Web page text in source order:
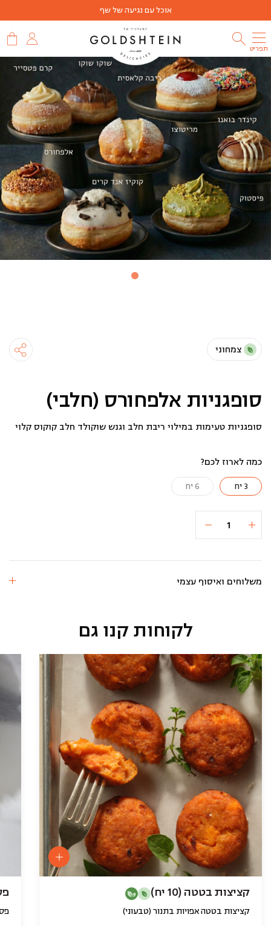
אוכל עם נגיעה של שף
תפריט
צמחוני
סופגניות אלפחורס (חלבי)
סופגניות טעימות במילוי ריבת חלב וגנש שוקולד חלב קוקוס קלוי
כמה לארוז לכם?
3 יח 6 יח
סופגניות
(חלבי)
משלוחים ואיסוף עצמי
לקוחות קנו גם
קציצות בטטה (10 יח)
קציצות בטטה אפויות בתנור (טבעוני)